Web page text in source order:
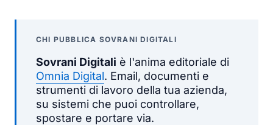
CHI PUBBLICA SOVRANI DIGITALI
Sovrani Digitali è l'anima editoriale di
Omnia Digital. Email, documenti e
strumenti di lavoro della tua azienda,
su sistemi che puoi controllare,
spostare e portare via.